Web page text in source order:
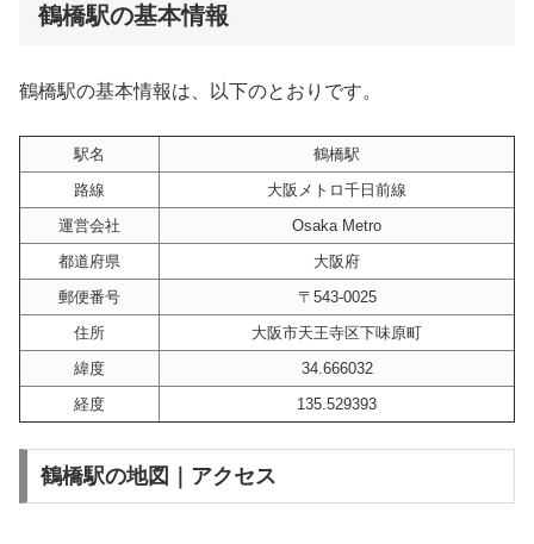
鶴橋駅の基本情報
鶴橋駅の基本情報は、以下のとおりです。
駅名
鶴橋駅
路線
大阪メトロ千日前線
運営会社
Osaka Metro
都道府県
大阪府
郵便番号
〒543-0025
住所
大阪市天王寺区下味原町
緯度
34.666032
経度
135.529393
鶴橋駅の地図｜アクセス